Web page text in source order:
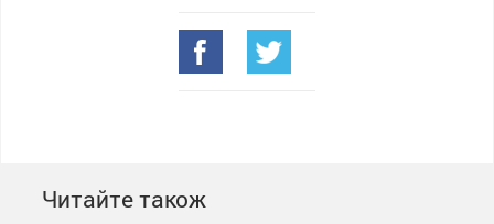
Читайте також